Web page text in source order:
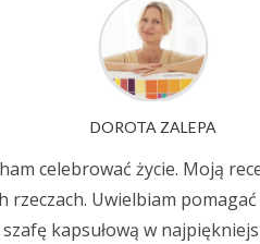
DOROTA ZALEPA
celebrować życie. Moją
rzeczach. Uwielbiam
kapsułową w